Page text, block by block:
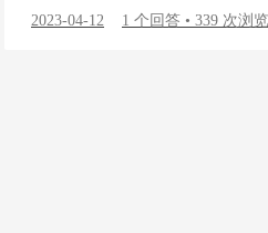
2023-04-12 1 个回答 • 339 次浏览